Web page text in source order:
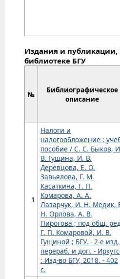
Издания и
библиотеке БГУ
№
Библиографическое
описание
1
Налоги и
налогообложение :
пособие / С. С. Быков,
В. Гущина, И. В.
Деревцова, Е. О.
Завьялова, Г. М.
Касаткина, Г. П.
Комарова, А. А.
Лазарчук, И. Н. Медик,
Н. Орлова, А. В.
Пирогова ; под общ.
Г. П. Комаровой, И. В.
Гущиной ; БГУ. - 2-е
перераб. и доп. -
: Изд-во БГУ, 2018. - 402
с.